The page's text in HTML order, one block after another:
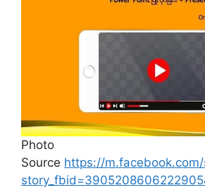
Photo
Source https://m.facebook.com/